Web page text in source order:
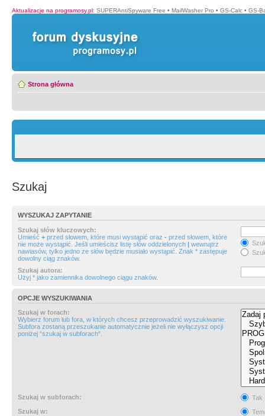
Aktualizacje na programosy.pl: SUPERAntiSpyware Free • MailWasher Pro • GS-Calc • GS-
Strona główna
Szukaj
WYSZUKAJ ZAPYTANIE
Szukaj słów kluczowych:
Umieść + przed słowem, które musi wystąpić oraz - przed słowem, które
nie może wystąpić. Jeśli umieścisz listę słów oddzielonych | wewnątrz
nawiasów, tylko jedno ze słów będzie musiało wystąpić. Znak * zastępuje
dowolny ciąg znaków.
Szukaj autora:
Użyj * jako zamiennika dowolnego ciągu znaków.
OPCJE WYSZUKIWANIA
Szukaj w forach:
Wybierz forum lub fora, w których chcesz przeprowadzić wyszukiwanie.
Subfora zostaną przeszukanie automatycznie jeżeli nie wyłączysz opcji
poniżej “szukaj w subforach“.
Szukaj w subforach:
Tak
Szukaj w: